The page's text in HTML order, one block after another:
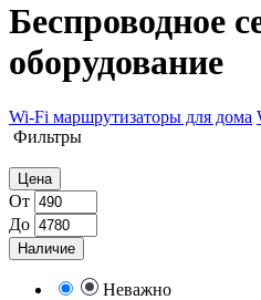
Беспроводное
оборудование
Wi-Fi маршрутизаторы для дома
Фильтры
Цена
От
До
Наличие
Неважно